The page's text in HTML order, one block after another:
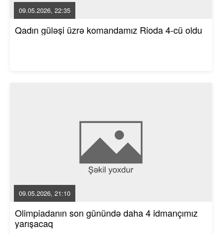
09.05.2026, 22:35
Qadın güləşi üzrə komandamız Rioda 4-cü oldu
09.05.2026, 21:10
Olimpiadanın son günündə daha 4 idmançımız
yarışacaq